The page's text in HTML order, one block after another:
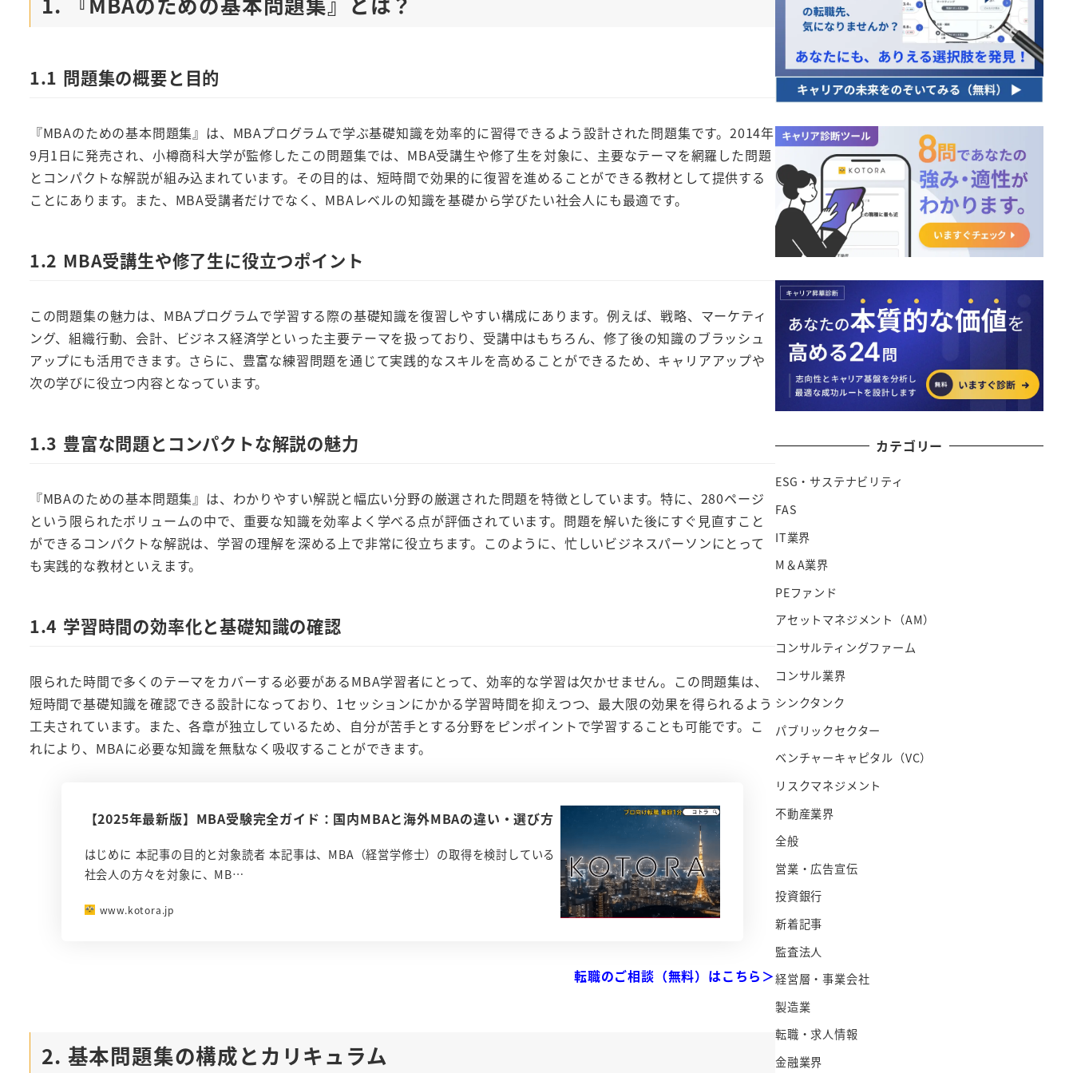
1.1 問題集の概要と目的
『MBAのための基本問題集』は、MBAプログラムで学ぶ基礎知識を効率的に習得できるよう設計された問題集です。2014年
9月1日に発売され、小樽商科大学が監修したこの問題集では、MBA受講生や修了生を対象に、主要なテーマを網羅した問題
とコンパクトな解説が組み込まれています。その目的は、短時間で効果的に復習を進めることができる教材として提供する
ことにあります。また、MBA受講者だけでなく、MBAレベルの知識を基礎から学びたい社会人にも最適です。
1.2 MBA受講生や修了生に役立つポイント
この問題集の魅力は、MBAプログラムで学習する際の基礎知識を復習しやすい構成にあります。例えば、戦略、マーケティ
ング、組織行動、会計、ビジネス経済学といった主要テーマを扱っており、受講中はもちろん、修了後の知識のブラッシュ
アップにも活用できます。さらに、豊富な練習問題を通じて実践的なスキルを高めることができるため、キャリアアップや
次の学びに役立つ内容となっています。
1.3 豊富な問題とコンパクトな解説の魅力
『MBAのための基本問題集』は、わかりやすい解説と幅広い分野の厳選された問題を特徴としています。特に、280ページ
という限られたボリュームの中で、重要な知識を効率よく学べる点が評価されています。問題を解いた後にすぐ見直すこと
ができるコンパクトな解説は、学習の理解を深める上で非常に役立ちます。このように、忙しいビジネスパーソンにとって
も実践的な教材といえます。
1.4 学習時間の効率化と基礎知識の確認
限られた時間で多くのテーマをカバーする必要があるMBA学習者にとって、効率的な学習は欠かせません。この問題集は、
短時間で基礎知識を確認できる設計になっており、1セッションにかかる学習時間を抑えつつ、最大限の効果を得られるよう
工夫されています。また、各章が独立しているため、自分が苦手とする分野をピンポイントで学習することも可能です。こ
れにより、MBAに必要な知識を無駄なく吸収することができます。
【2025年最新版】MBA受験完全ガイド：国内MBAと海外MBAの違い・選び方
はじめに 本記事の目的と対象読者 本記事は、MBA（経営学修士）の取得を検討している
社会人の方々を対象に、MB…
www.kotora.jp
転職のご相談（無料）はこちら＞
2. 基本問題集の構成とカリキュラム
カテゴリー
ESG・サステナビリティ
FAS
IT業界
M＆A業界
PEファンド
アセットマネジメント（AM）
コンサルティングファーム
コンサル業界
シンクタンク
パブリックセクター
ベンチャーキャピタル（VC）
リスクマネジメント
不動産業界
全般
営業・広告宣伝
投資銀行
新着記事
監査法人
経営層・事業会社
製造業
転職・求人情報
金融業界